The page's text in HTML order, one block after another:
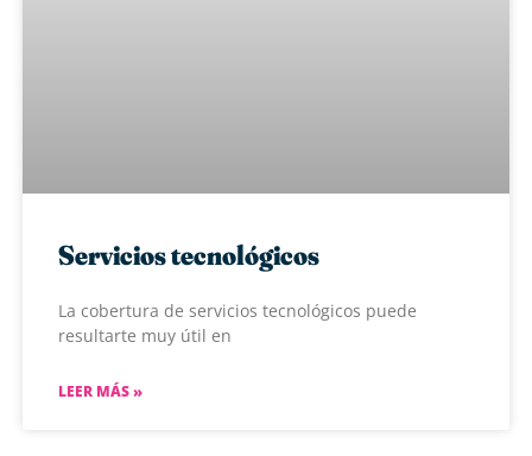
Servicios tecnológicos
La cobertura de servicios tecnológicos puede
resultarte muy útil en
LEER MÁS »